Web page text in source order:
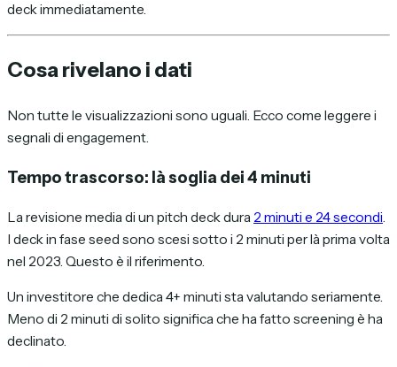
deck immediatamente.
Cosa rivelano i dati
Non tutte le visualizzazioni sono uguali. Ecco come leggere i
segnali di engagement.
Tempo trascorso: là soglia dei 4 minuti
La revisione media di un pitch deck dura 2 minuti e 24 secondi.
I deck in fase seed sono scesi sotto i 2 minuti per là prima volta
nel 2023. Questo è il riferimento.
Un investitore che dedica 4+ minuti sta valutando seriamente.
Meno di 2 minuti di solito significa che ha fatto screening è ha
declinato.